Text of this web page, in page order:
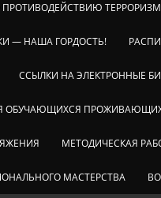
— НАША ГОРДОСТЬ!
ССЫЛКИ НА ЭЛЕКТРОННЫЕ
ОБУЧАЮЩИХСЯ
МЕТОДИЧЕСКАЯ
МАСТЕРСТВА